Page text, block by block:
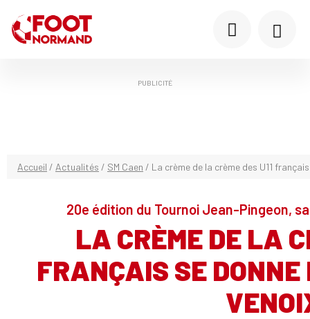
PUBLICITÉ
Accueil / Actualités / SM Caen / La crème de la crème des U11
20e édition du Tournoi Jean-Pingeon,
LA CRÈME DE LA
FRANÇAIS SE